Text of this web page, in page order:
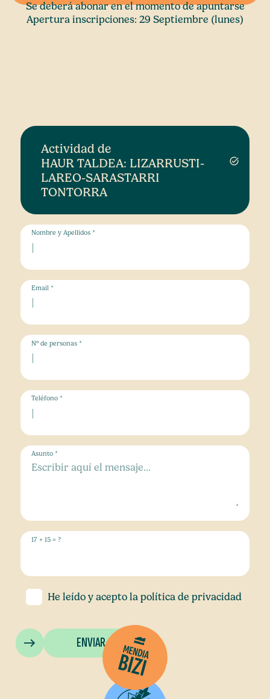
Se deberá abonar en el momento de apuntarse
Apertura inscripciones: 29 Septiembre (lunes)
Actividad de
HAUR TALDEA: LIZARRUSTI-
LAREO-SARASTARRI
TONTORRA
task_alt
Nombre y Apellidos *
Email *
Nº de personas *
Teléfono *
Asunto *
17 + 15 = ?
He leído y acepto la política de privacidad
ENVIAR